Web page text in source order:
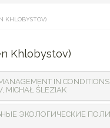
KHLOBYSTOV)
Khlobystov)
IN
MICHAŁ ŚLEZIAK
ЭКОЛОГИЧЕСКИЕ